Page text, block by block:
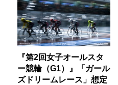
『第2回女子オールスタ
ー競輪（G1）』「ガール
ズドリームレース」想定